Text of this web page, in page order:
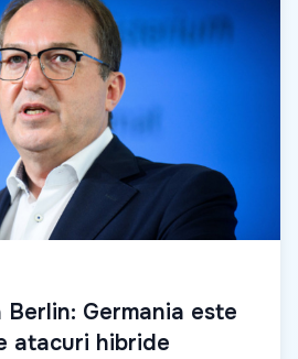
Germania este
atacuri hibride